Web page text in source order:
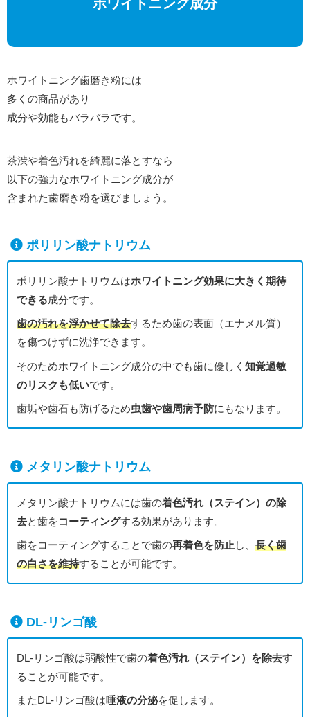
ホワイトニング成分
ホワイトニング歯磨き粉には
多くの商品があり
成分や効能もバラバラです。
茶渋や着色汚れを綺麗に落とすなら
以下の強力なホワイトニング成分が
含まれた歯磨き粉を選びましょう。
ポリリン酸ナトリウム
ポリリン酸ナトリウムはホワイトニング効果に大きく期待
できる成分です。
歯の汚れを浮かせて除去するため歯の表面（エナメル質）
を傷つけずに洗浄できます。
そのためホワイトニング成分の中でも歯に優しく 知覚過敏
のリスクも低いです。
歯垢や歯石も防げるため虫歯や歯周病予防にもなります。
メタリン酸ナトリウム
メタリン酸ナトリウムには歯の着色汚れ（ステイン）の除
去と歯をコーティングする効果があります。
歯をコーティングすることで歯の再着色を防止 し、 長く歯
の白さを維持することが可能です。
DL-リンゴ酸
DL-リンゴ酸は弱酸性で歯の着色汚れ（ステイン）を除去す
ることが可能です。
またDL-リンゴ酸は唾液の分泌を促します。